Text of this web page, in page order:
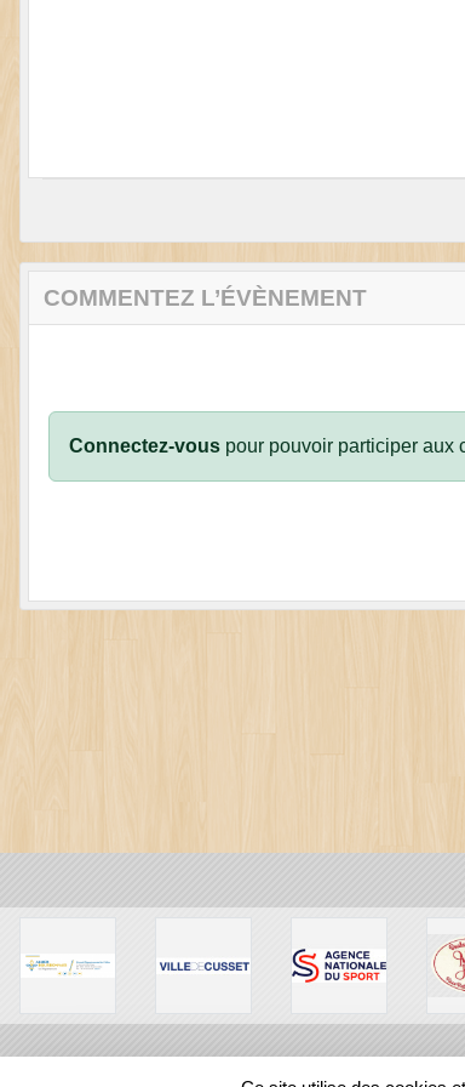
COMMENTEZ L’ÉVÈNEMENT
Connectez-vous pour pouvoir participer aux